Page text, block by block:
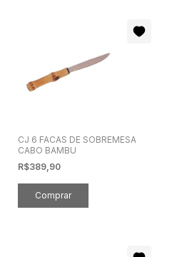
CJ 6 FACAS DE SOBREMESA
CABO BAMBU
R$389,90